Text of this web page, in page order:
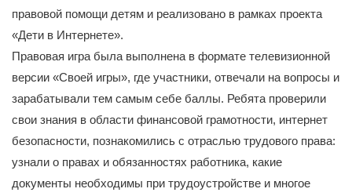
правовой помощи детям и реализовано в рамках проекта
«Дети в Интернете».
Правовая игра была выполнена в формате телевизионной
версии «Своей игры», где участники, отвечали на вопросы и
зарабатывали тем самым себе баллы. Ребята проверили
свои знания в области финансовой грамотности, интернет
безопасности, познакомились с отраслью трудового права:
узнали о правах и обязанностях работника, какие
документы необходимы при трудоустройстве и многое